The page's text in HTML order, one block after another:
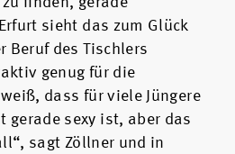
sieht das zum Glück
Beruf des Tischlers
genug für die
dass für viele Jüngere
gerade sexy ist, aber das
sagt Zöllner und in